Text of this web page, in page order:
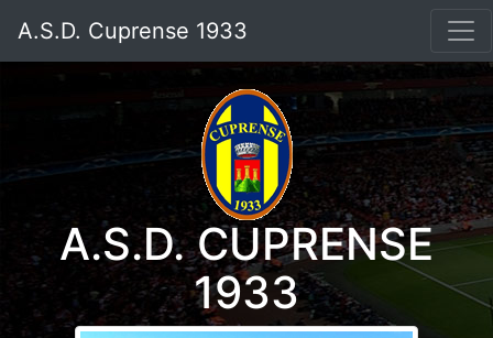
A.S.D. Cuprense 1933
A.S.D. CUPRENSE
1933